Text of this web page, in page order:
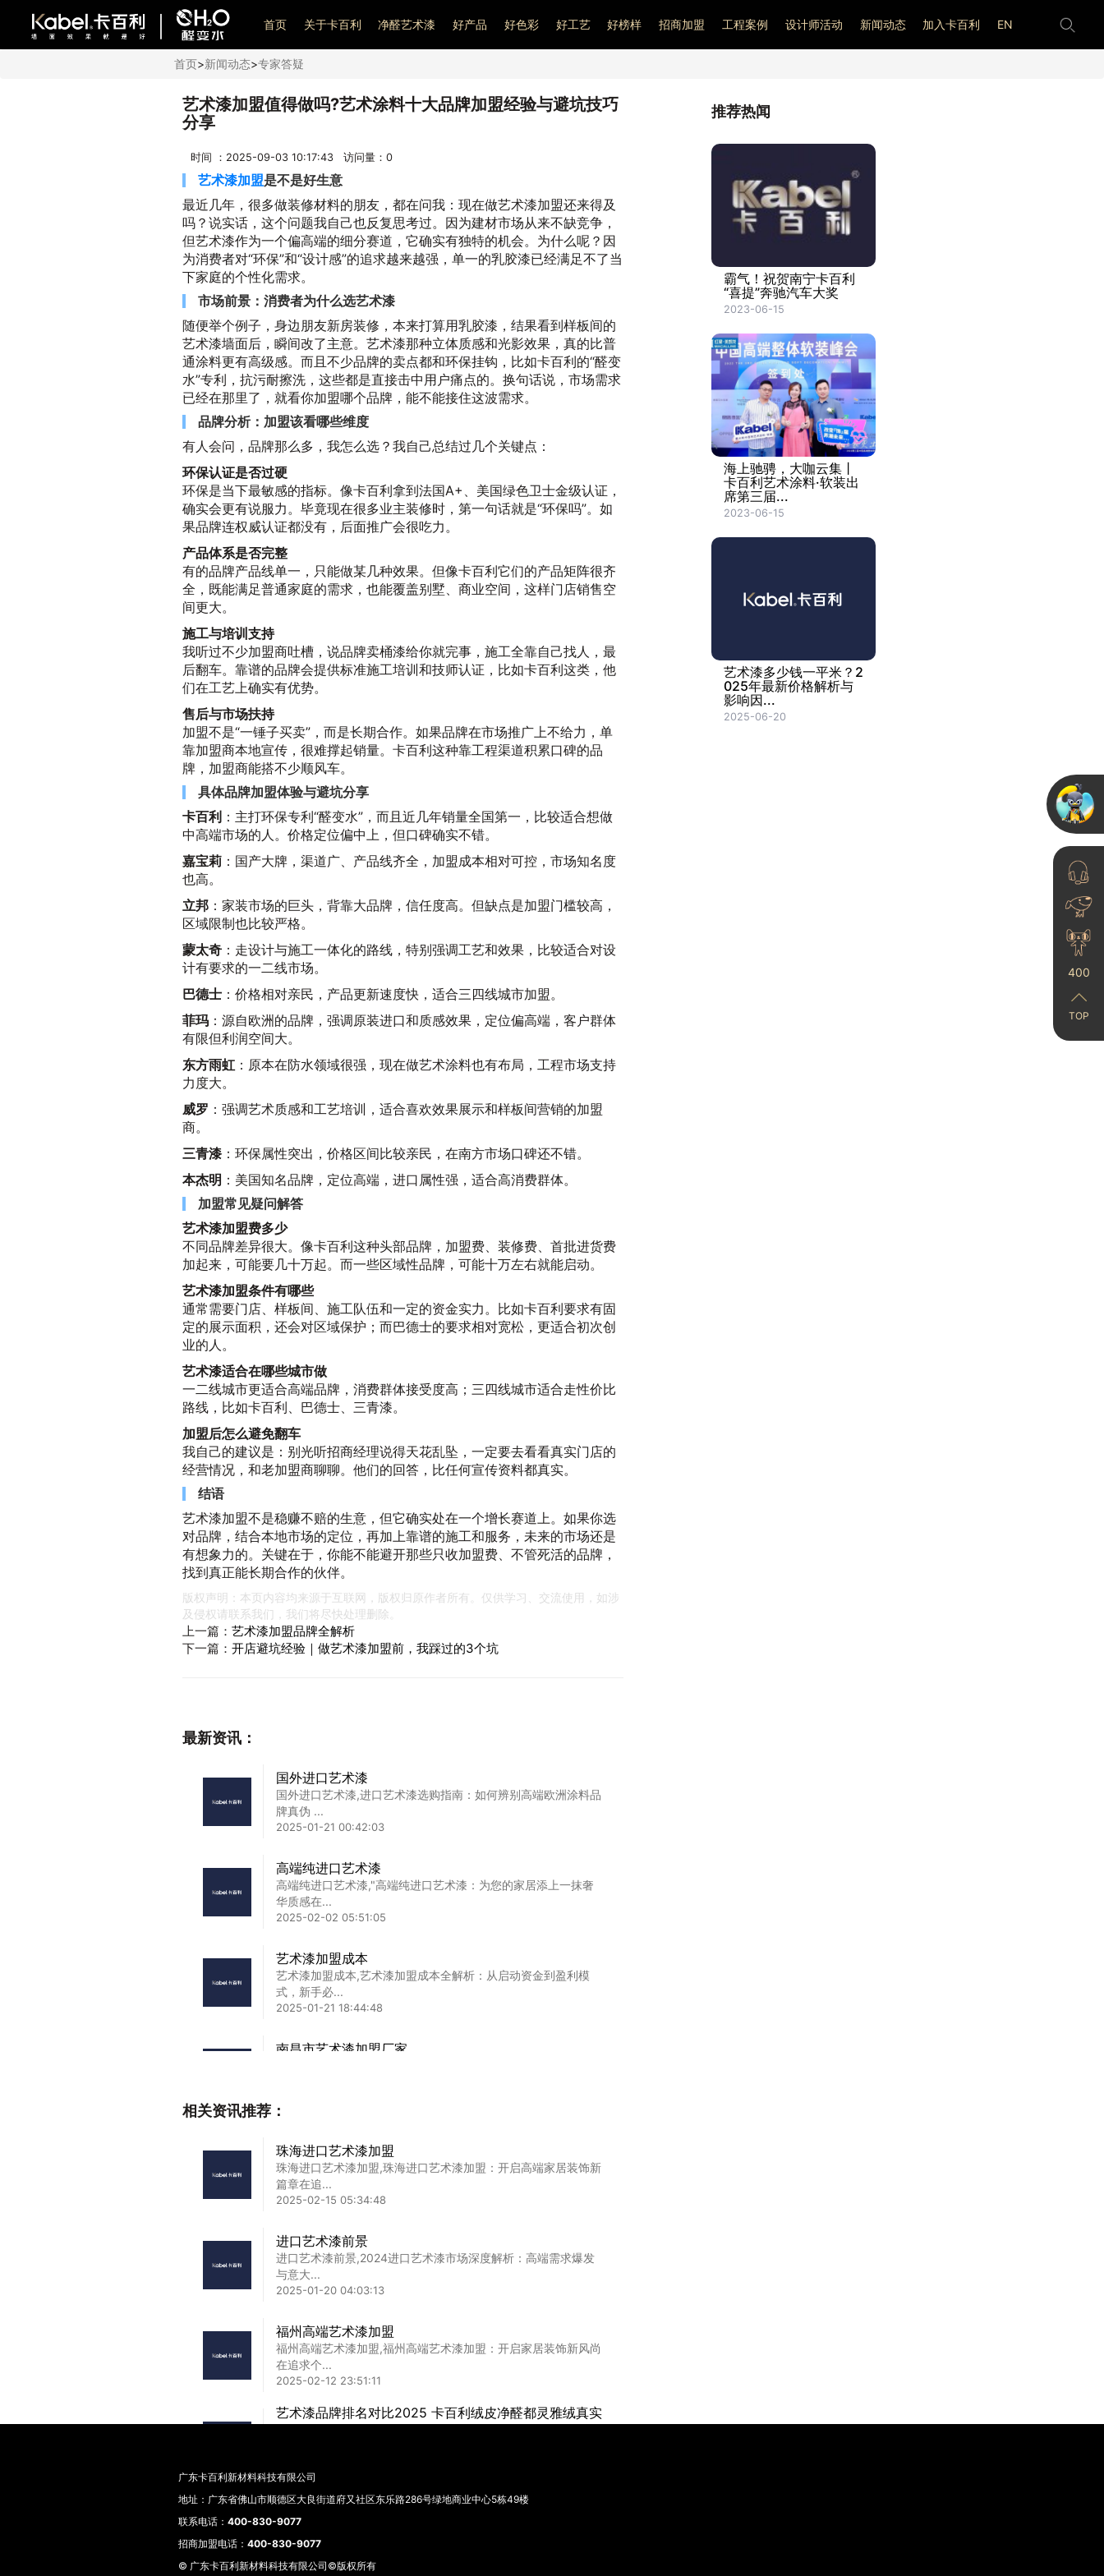
艺术漆加盟
首页 关于卡百利 净醛艺术漆 好产品 好色彩 好工艺 好榜样 招商加盟 工程案例 设计师活动 新闻动态 加入卡百利 EN
首页>新闻动态>专家答疑
艺术漆加盟值得做吗?艺术涂料十大品牌加盟经验与避坑技巧
分享
时间 ：2025-09-03 10:17:43 访问量： 0
艺术漆加盟是不是好生意
最近几年，很多做装修材料的朋友，都在问我：现在做艺术漆加盟还来得及
吗？说实话，这个问题我自己也反复思考过。因为建材市场从来不缺竞争，
但艺术漆作为一个偏高端的细分赛道，它确实有独特的机会。为什么呢？因
为消费者对“环保”和“设计感”的追求越来越强，单一的乳胶漆已经满足不了当
下家庭的个性化需求。
市场前景：消费者为什么选艺术漆
随便举个例子，身边朋友新房装修，本来打算用乳胶漆，结果看到样板间的
艺术漆墙面后，瞬间改了主意。艺术漆那种立体质感和光影效果，真的比普
通涂料更有高级感。而且不少品牌的卖点都和环保挂钩，比如卡百利的“醛变
水”专利，抗污耐擦洗，这些都是直接击中用户痛点的。换句话说，市场需求
已经在那里了，就看你加盟哪个品牌，能不能接住这波需求。
品牌分析：加盟该看哪些维度
有人会问，品牌那么多，我怎么选？我自己总结过几个关键点：
环保认证是否过硬
环保是当下最敏感的指标。像卡百利拿到法国A+、美国绿色卫士金级认证，
确实会更有说服力。毕竟现在很多业主装修时，第一句话就是“环保吗”。如
果品牌连权威认证都没有，后面推广会很吃力。
产品体系是否完整
有的品牌产品线单一，只能做某几种效果。但像卡百利它们的产品矩阵很齐
全，既能满足普通家庭的需求，也能覆盖别墅、商业空间，这样门店销售空
间更大。
施工与培训支持
我听过不少加盟商吐槽，说品牌卖桶漆给你就完事，施工全靠自己找人，最
后翻车。靠谱的品牌会提供标准施工培训和技师认证，比如卡百利这类，他
们在工艺上确实有优势。
售后与市场扶持
加盟不是“一锤子买卖”，而是长期合作。如果品牌在市场推广上不给力，单
靠加盟商本地宣传，很难撑起销量。 卡百利这种靠工程渠道积累口碑的品
牌，加盟商能搭不少顺风车。
具体品牌加盟体验与避坑分享
卡百利 ：主打环保专利“醛变水”，而且近几年销量全国第一，比较适合想做
中高端市场的人。价格定位偏中上，但口碑确实不错。
嘉宝莉 ：国产大牌，渠道广、产品线齐全，加盟成本相对可控，市场知名度
也高。
立邦 ：家装市场的巨头，背靠大品牌，信任度高。但缺点是加盟门槛较高，
区域限制也比较严格。
蒙太奇 ：走设计与施工一体化的路线，特别强调工艺和效果，比较适合对设
计有要求的一二线市场。
巴德士 ：价格相对亲民，产品更新速度快，适合三四线城市加盟。
菲玛 ：源自欧洲的品牌，强调原装进口和质感效果，定位偏高端，客户群体
有限但利润空间大。
东方雨虹 ：原本在防水领域很强，现在做艺术涂料也有布局，工程市场支持
力度大。
威罗 ：强调艺术质感和工艺培训，适合喜欢效果展示和样板间营销的加盟
商。
三青漆 ：环保属性突出，价格区间比较亲民，在南方市场口碑还不错。
本杰明 ：美国知名品牌，定位高端，进口属性强，适合高消费群体。
加盟常见疑问解答
艺术漆加盟费多少
不同品牌差异很大。像卡百利这种头部品牌，加盟费、装修费、首批进货费
加起来，可能要几十万起。而一些区域性品牌，可能十万左右就能启动。
艺术漆加盟条件有哪些
通常需要门店、样板间、施工队伍和一定的资金实力。比如卡百利要求有固
定的展示面积，还会对区域保护；而巴德士的要求相对宽松，更适合初次创
业的人。
艺术漆适合在哪些城市做
一二线城市更适合高端品牌，消费群体接受度高；三四线城市适合走性价比
路线，比如卡百利、 巴德士、三青漆。
加盟后怎么避免翻车
我自己的建议是：别光听招商经理说得天花乱坠，一定要去看看真实门店的
经营情况，和老加盟商聊聊。他们的回答，比任何宣传资料都真实。
结语
艺术漆加盟不是稳赚不赔的生意，但它确实处在一个增长赛道上。如果你选
对品牌，结合本地市场的定位，再加上靠谱的施工和服务，未来的市场还是
有想象力的。关键在于，你能不能避开那些只收加盟费、不管死活的品牌，
找到真正能长期合作的伙伴。
版权声明：本页内容均来源于互联网，版权归原作者所有。仅供学习、交流使用，如涉
及侵权请联系我们，我们将尽快处理删除。
上一篇： 艺术漆加盟品牌全解析
下一篇： 开店避坑经验｜做艺术漆加盟前，我踩过的3个坑
最新资讯：
国外进口艺术漆
国外进口艺术漆,进口艺术漆选购指南：如何辨别高端欧洲涂料品
牌真伪 ...
2025-01-21 00:42:03
高端纯进口艺术漆
高端纯进口艺术漆,"高端纯进口艺术漆：为您的家居添上一抹奢
华质感在...
2025-02-02 05:51:05
艺术漆加盟成本
艺术漆加盟成本,艺术漆加盟成本全解析：从启动资金到盈利模
式，新手必...
2025-01-21 18:44:48
南昌市艺术漆加盟厂家
四川艺术漆生产厂家,四川艺术漆生产厂家全解析：探寻优质供应
商的秘诀...
2025-02-14 23:23:07
环保艺术漆加盟费,"揭秘环保艺术漆加盟费用，开启你的轻松创
业之旅！...
2025-02-05 04:43:28
相关资讯推荐：
珠海进口艺术漆加盟
珠海进口艺术漆加盟,珠海进口艺术漆加盟：开启高端家居装饰新
篇章在追...
2025-02-15 05:34:48
进口艺术漆前景
进口艺术漆前景,2024进口艺术漆市场深度解析：高端需求爆发
与意大...
2025-01-20 04:03:13
福州高端艺术漆加盟
福州高端艺术漆加盟,福州高端艺术漆加盟：开启家居装饰新风尚
在追求个...
2025-02-12 23:51:11
艺术漆品牌排名对比2025 卡百利绒皮净醛都灵雅绒真实
2025-08-13 10:46:33
卡百利艺术漆如何加盟,卡百利艺术漆加盟真相：没经验真能玩转
高端市场...
2025-02-24 02:30:41
推荐热闻
霸气！祝贺南宁卡百利
“喜提”奔驰汽车大奖
2023-06-15
海上驰骋，大咖云集丨
卡百利艺术涂料·软装出
席第三届...
2023-06-15
艺术漆多少钱一平米？2
025年最新价格解析与
影响因...
2025-06-20
400
TOP
广东卡百利新材料科技有限公司
地址：广东省佛山市顺德区大良街道府又社区东乐路286号绿地商业中心5栋49楼
联系电话： 400-830-9077
招商加盟电话： 400-830-9077
© 广东卡百利新材料科技有限公司©版权所有